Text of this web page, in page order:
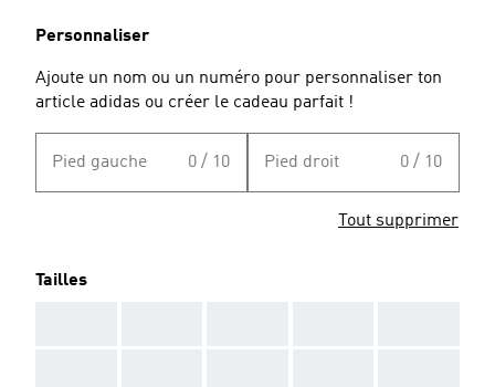
Personnaliser
Ajoute un nom ou un numéro pour personnaliser ton
article adidas ou créer le cadeau parfait !
Pied gauche 0 / 10 Pied droit 0 / 10
Tout supprimer
Tailles